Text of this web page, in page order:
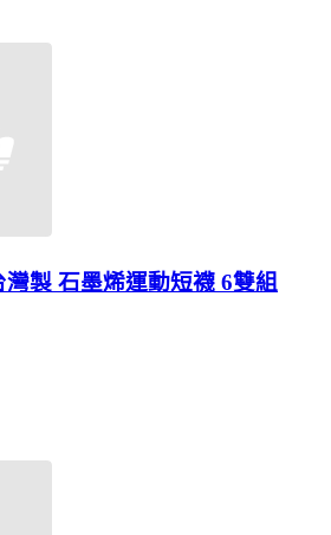
製 石墨烯運動短襪 6雙組